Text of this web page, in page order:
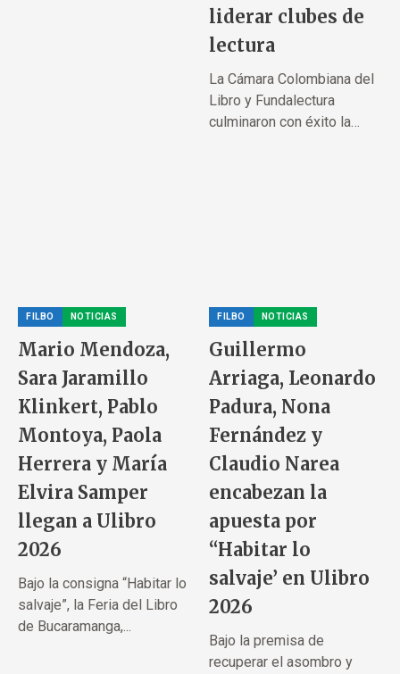
liderar clubes de
lectura
La Cámara Colombiana del
Libro y Fundalectura
culminaron con éxito la
FILBO NOTICIAS
Mario Mendoza,
Sara Jaramillo
Klinkert, Pablo
Montoya, Paola
Herrera y María
Elvira Samper
llegan a Ulibro
2026
Bajo la consigna “Habitar lo
salvaje”, la Feria del Libro
de Bucaramanga,...
FILBO NOTICIAS
Guillermo
Arriaga, Leonardo
Padura, Nona
Fernández y
Claudio Narea
encabezan la
apuesta por
“Habitar lo
salvaje’ en Ulibro
2026
Bajo la premisa de
recuperar el asombro y